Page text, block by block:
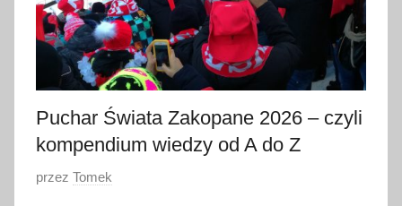
Puchar Świata Zakopane 2026 – czyli
kompendium wiedzy od A do Z
O
przez Tomek